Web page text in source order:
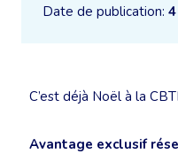
Date de publication:
C’est déjà Noël à la
Avantage exclusif